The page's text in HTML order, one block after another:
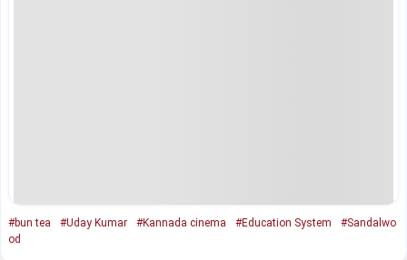
#bun tea #Uday Kumar #Kannada cinema #Education System
#Sandalwo
od